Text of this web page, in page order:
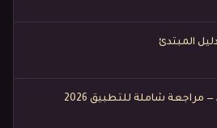
المبتدئ